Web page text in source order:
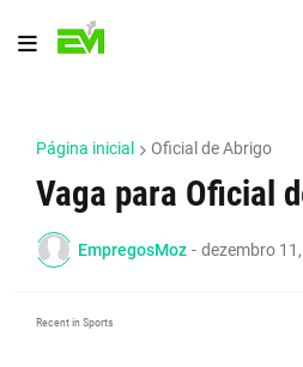
Página inicial Oficial de Abrigo
Vaga para Oficial
EmpregosMoz - dezembro
Recent in Sports